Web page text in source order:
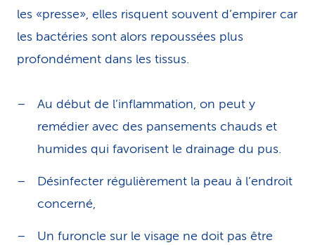
les «presse», elles risquent souvent d’empirer car
les bactéries sont alors repoussées plus
profondément dans les tissus.
Au début de l’inflammation, on peut y
remédier avec des pansements chauds et
humides qui favorisent le drainage du pus.
Désinfecter régulièrement la peau à l’endroit
concerné,
Un furoncle sur le visage ne doit pas être